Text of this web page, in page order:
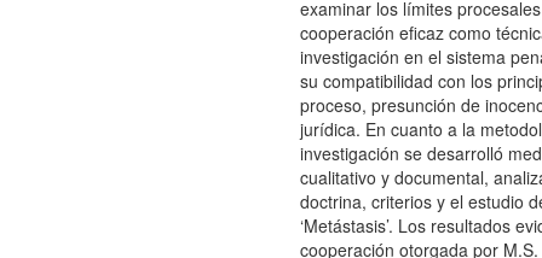
examinar los límites
cooperación eficaz como
investigación en el sistema
su compatibilidad con los
proceso, presunción de
jurídica. En cuanto a la
investigación se desarrolló
cualitativo y documental,
doctrina, criterios y el estudio
‘Metástasis’. Los resultados
cooperación otorgada por